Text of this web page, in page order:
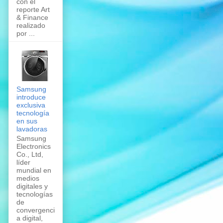
reporte Art
& Finance
realizado
por ...
Samsung
introduce
exclusiva
tecnología
en sus
lavadoras
Samsung
Electronics
Co., Ltd,
líder
mundial en
medios
digitales y
tecnologías
de
convergenci
a digital,